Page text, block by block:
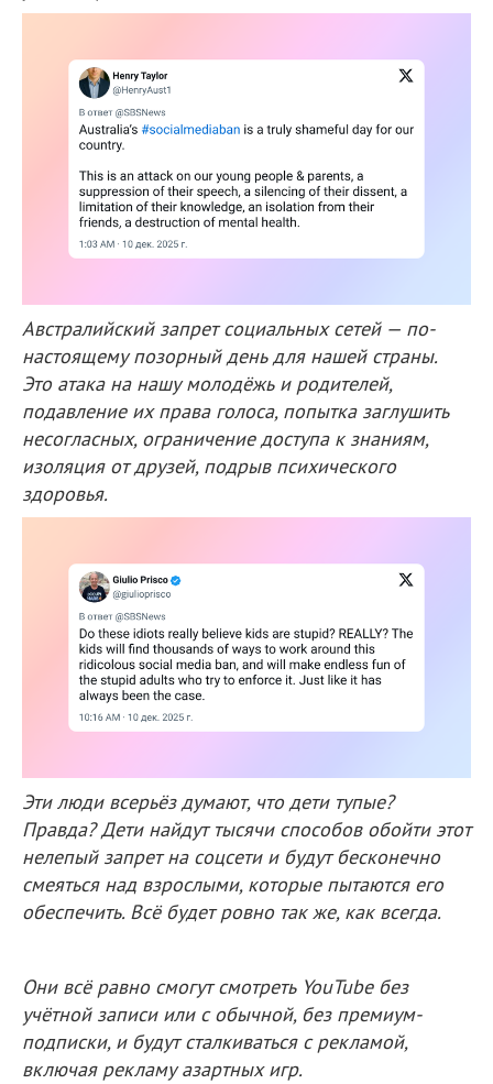
Австралийский запрет социальных сетей — по-
настоящему позорный день для нашей страны.
Это атака на нашу молодёжь и родителей,
подавление их права голоса, попытка заглушить
несогласных, ограничение доступа к знаниям,
изоляция от друзей, подрыв психического
здоровья.
Эти люди всерьёз думают, что дети тупые?
Правда? Дети найдут тысячи способов обойти этот
нелепый запрет на соцсети и будут бесконечно
смеяться над взрослыми, которые пытаются его
обеспечить. Всё будет ровно так же, как всегда.
Они всё равно смогут смотреть YouTube без
учётной записи или с обычной, без премиум-
подписки, и будут сталкиваться с рекламой,
включая рекламу азартных игр.